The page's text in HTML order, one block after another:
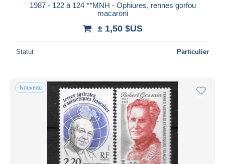
1987 - 122 à 124 **MNH - Ophiures, rennes gorfou
macaroni
± 1,50 $US
Statut Particulier
Nouveau